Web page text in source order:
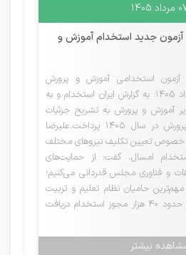
۱۴۰۵
آزمون جدید استخدام آموزش و
آزمون استخدامی آموزش و پرورش
خبرگزاری ایرنا خبر 7 مرداد 1405: به گزارش ایران استخدام و به
وزیر آموزش و پرورش به تشریح جزئیات
جذب وزارت آموزش و پرورش در سال 1405 پرداخت.علیرضا
خصوص تعیین تکلیف نیروهای مختلف
امسال، گفت: از حمایت‌های
و فناوری مجلس قدردانی می‌کنیم؛
حامیان نظام تعلیم و تربیت
کشور بوده است. تاکنون حدود ۴۰ هزار مجوز استخدام دریافت
بیشتر